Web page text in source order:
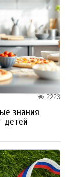
2223
знания
детей